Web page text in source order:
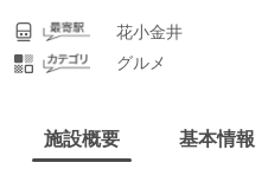
花小金井
グルメ
施設概要 基本情報